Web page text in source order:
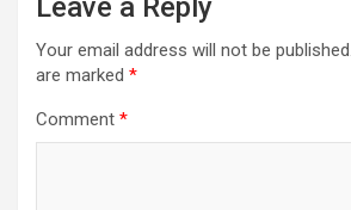
Leave a Reply
Your email address will not be published.
are marked *
Comment *